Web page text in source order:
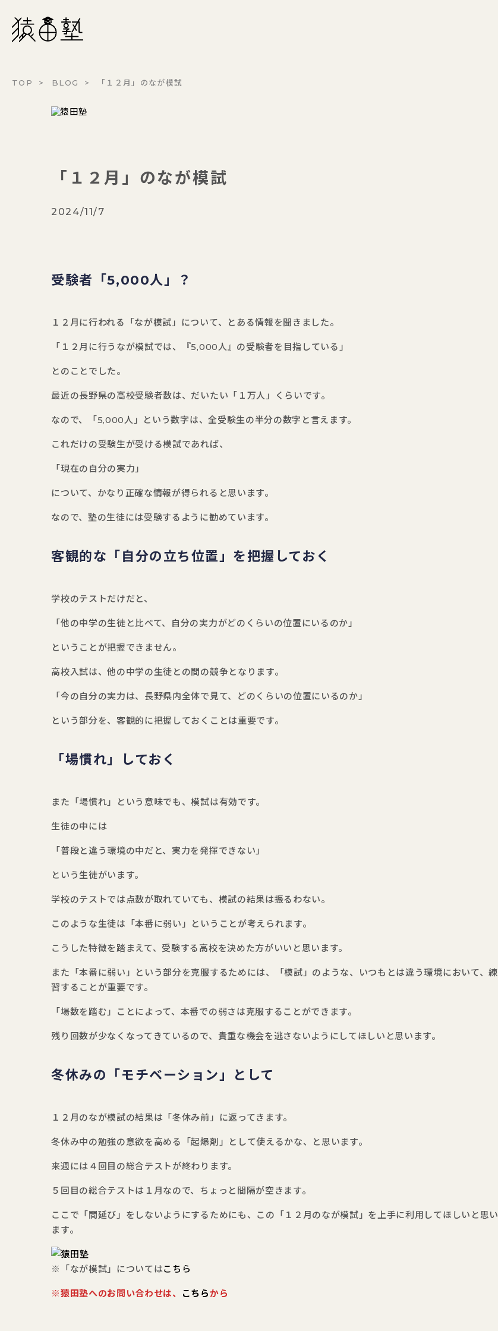
猿田塾
TOP BLOG 「１２月」のなが模試
「１２月」のなが模試
2024/11/7
受験者「5,000人」？
１２月に行われる「なが模試」について、とある情報を聞きました。
「１２月に行うなが模試では、『5,000人』の受験者を目指している」
とのことでした。
最近の長野県の高校受験者数は、だいたい「１万人」くらいです。
なので、「5,000人」という数字は、全受験生の半分の数字と言えます。
これだけの受験生が受ける模試であれば、
「現在の自分の実力」
について、かなり正確な情報が得られると思います。
なので、塾の生徒には受験するように勧めています。
客観的な「自分の立ち位置」を把握しておく
学校のテストだけだと、
「他の中学の生徒と比べて、自分の実力がどのくらいの位置にいるのか」
ということが把握できません。
高校入試は、他の中学の生徒との間の競争となります。
「今の自分の実力は、長野県内全体で見て、どのくらいの位置にいるのか」
という部分を、客観的に把握しておくことは重要です。
「場慣れ」しておく
また「場慣れ」という意味でも、模試は有効です。
生徒の中には
「普段と違う環境の中だと、実力を発揮できない」
という生徒がいます。
学校のテストでは点数が取れていても、模試の結果は振るわない。
このような生徒は「本番に弱い」ということが考えられます。
こうした特徴を踏まえて、受験する高校を決めた方がいいと思います。
また「本番に弱い」という部分を克服するためには、「模試」のような、いつもとは違う環境において、練
習することが重要です。
「場数を踏む」ことによって、本番での弱さは克服することができます。
残り回数が少なくなってきているので、貴重な機会を逃さないようにしてほしいと思います。
冬休みの「モチベーション」として
１２月のなが模試の結果は「冬休み前」に返ってきます。
冬休み中の勉強の意欲を高める「起爆剤」として使えるかな、と思います。
来週には４回目の総合テストが終わります。
５回目の総合テストは１月なので、ちょっと間隔が空きます。
ここで「間延び」をしないようにするためにも、この「１２月のなが模試」を上手に利用してほしいと思い
ます。
※「なが模試」についてはこちら
※猿田塾へのお問い合わせは、 こちらから